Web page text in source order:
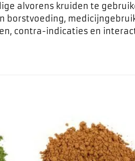
alvorens kruiden te
borstvoeding,
contra-indicaties en
aan